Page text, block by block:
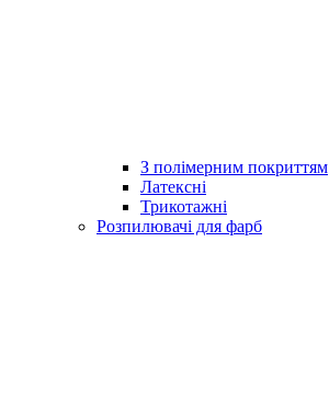
З полімерним покриттям
Латексні
Трикотажні
Розпилювачі для фарб